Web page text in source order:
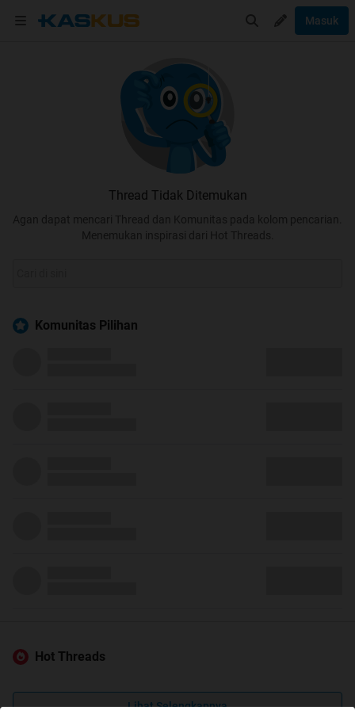
Masuk
Thread Tidak Ditemukan
Agan dapat mencari Thread dan Komunitas pada kolom pencarian.
Menemukan inspirasi dari Hot Threads.
Komunitas Pilihan
Hot Threads
Lihat Selengkapnya